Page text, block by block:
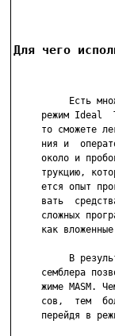
Для чего
Есть
режим Ideal
то сможете
ния и
около и
трукцию,
ется опыт
вать
сложных
как
В
семблера
жиме MASM.
сов,  тем
перейдя в